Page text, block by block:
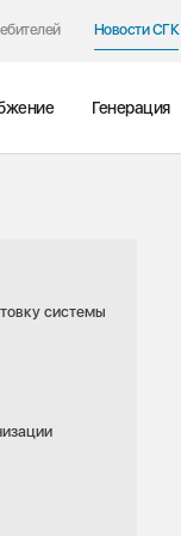
Новости СГК
Генерация
системы